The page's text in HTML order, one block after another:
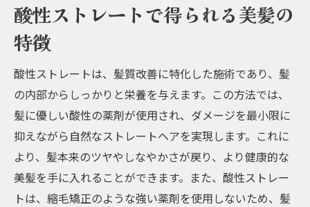
酸性ストレートで得られる美髪の
特徴
酸性ストレートは、髪質改善に特化した施術であり、髪
の内部からしっかりと栄養を与えます。この方法では、
髪に優しい酸性の薬剤が使用され、ダメージを最小限に
抑えながら自然なストレートヘアを実現します。これに
より、髪本来のツヤやしなやかさが戻り、より健康的な
美髪を手に入れることができます。また、酸性ストレー
トは、縮毛矯正のような強い薬剤を使用しないため、髪